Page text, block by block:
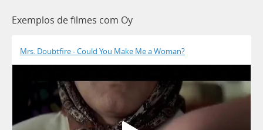
Exemplos de filmes com Oy
Mrs. Doubtfire - Could You Make Me a Woman?